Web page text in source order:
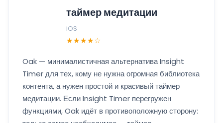
таймер медитации
iOS
★★★★☆
Oak — минималистичная альтернатива Insight
Timer для тех, кому не нужна огромная библиотека
контента, а нужен простой и красивый таймер
медитации. Если Insight Timer перегружен
функциями, Oak идёт в противоположную сторону: